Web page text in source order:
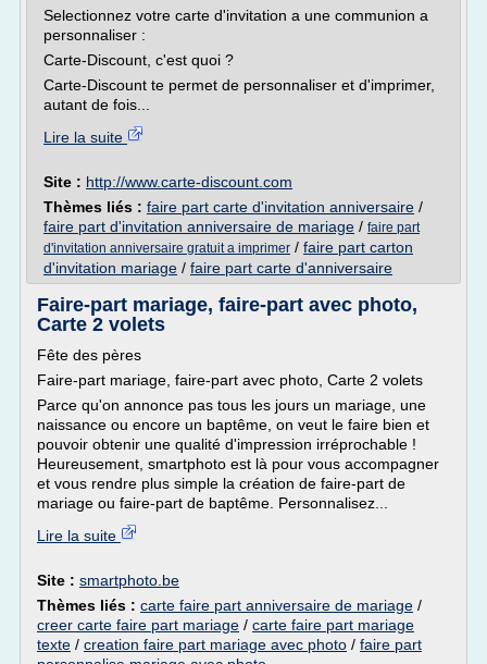
Selectionnez votre carte d'invitation a une communion a
personnaliser :
Carte-Discount, c'est quoi ?
Carte-Discount te permet de personnaliser et d'imprimer,
autant de fois...
Lire la suite
Site : http://www.carte-discount.com
Thèmes liés : faire part carte d'invitation anniversaire /
faire part d'invitation anniversaire de mariage / faire part
d'invitation anniversaire gratuit a imprimer / faire part carton
d'invitation mariage / faire part carte d'anniversaire
Faire-part mariage, faire-part avec photo,
Carte 2 volets
Fête des pères
Faire-part mariage, faire-part avec photo, Carte 2 volets
Parce qu'on annonce pas tous les jours un mariage, une
naissance ou encore un baptême, on veut le faire bien et
pouvoir obtenir une qualité d'impression irréprochable !
Heureusement, smartphoto est là pour vous accompagner
et vous rendre plus simple la création de faire-part de
mariage ou faire-part de baptême. Personnalisez...
Lire la suite
Site : smartphoto.be
Thèmes liés : carte faire part anniversaire de mariage /
creer carte faire part mariage / carte faire part mariage
texte / creation faire part mariage avec photo / faire part